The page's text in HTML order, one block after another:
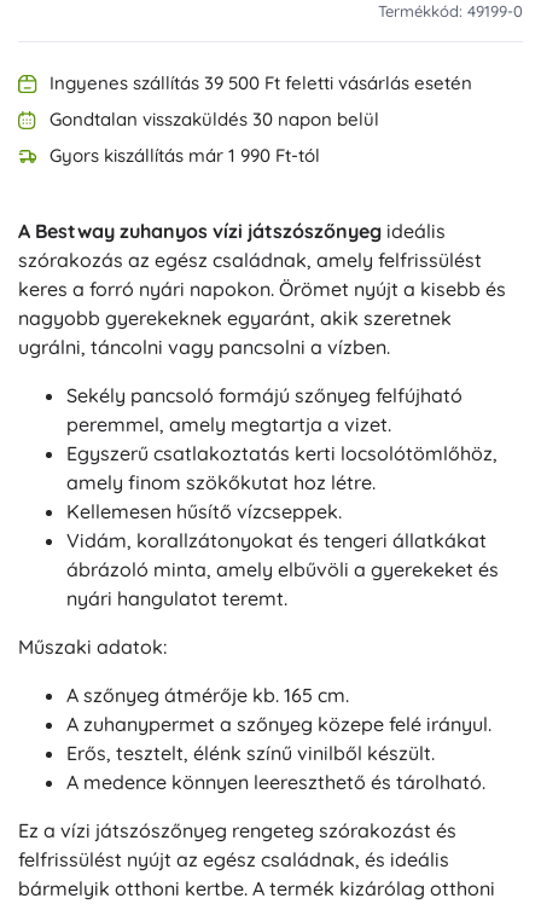
Termékkód: 49199-0
Ingyenes szállítás 39 500 Ft feletti vásárlás esetén
Gondtalan visszaküldés 30 napon belül
Gyors kiszállítás már 1 990 Ft-tól
A Bestway zuhanyos vízi játszószőnyeg ideális
szórakozás az egész családnak, amely felfrissülést
keres a forró nyári napokon. Örömet nyújt a kisebb és
nagyobb gyerekeknek egyaránt, akik szeretnek
ugrálni, táncolni vagy pancsolni a vízben.
Sekély pancsoló formájú szőnyeg felfújható
peremmel, amely megtartja a vizet.
Egyszerű csatlakoztatás kerti locsolótömlőhöz,
amely finom szökőkutat hoz létre.
Kellemesen hűsítő vízcseppek.
Vidám, korallzátonyokat és tengeri állatkákat
ábrázoló minta, amely elbűvöli a gyerekeket és
nyári hangulatot teremt.
Műszaki adatok:
A szőnyeg átmérője kb. 165 cm.
A zuhanypermet a szőnyeg közepe felé irányul.
Erős, tesztelt, élénk színű vinilből készült.
A medence könnyen leereszthető és tárolható.
Ez a vízi játszószőnyeg rengeteg szórakozást és
felfrissülést nyújt az egész családnak, és ideális
bármelyik otthoni kertbe. A termék kizárólag otthoni